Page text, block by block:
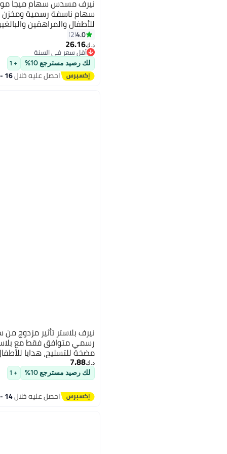
للأطفال والمراهقين
4.0
2
د.ك‏26.16
أقل سعر في السنة
أقل سعر في السنة
لك رصيد مسترجع 10% + 1
احصل عليه خلال16 - 17 اغسطس
مضخة للتسليح، هدايا للأطفال،
د.ك‏7.88
لك رصيد مسترجع 10% + 1
احصل عليه خلال14 - 15 اغسطس